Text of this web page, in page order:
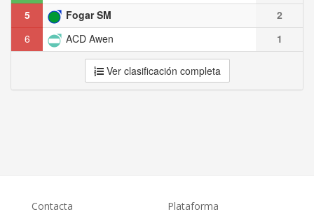
5
Fogar SM
2
6
ACD Awen 1
Ver clasificación completa
Contacta Plataforma